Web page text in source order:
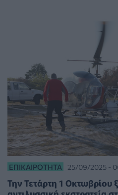
ΕΠΙΚΑΙΡΌΤΗΤΑ 25/09/2025 -
Την Τετάρτη 1 Οκτωβρίου